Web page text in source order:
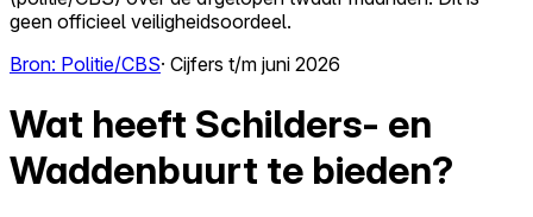
geen officieel veiligheidsoordeel.
Bron: Politie/CBS· Cijfers t/m juni 2026
Wat heeft Schilders- en
Waddenbuurt te bieden?